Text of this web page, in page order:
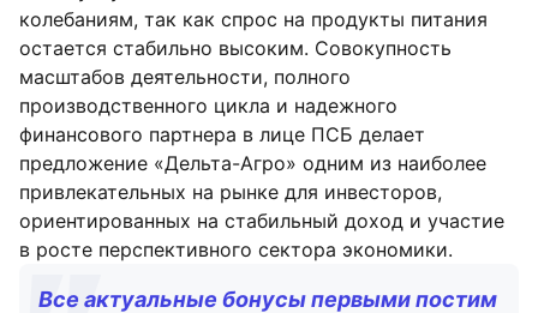
колебаниям, так как спрос на продукты питания
остается стабильно высоким. Совокупность
масштабов деятельности, полного
производственного цикла и надежного
финансового партнера в лице ПСБ делает
предложение «Дельта-Агро» одним из наиболее
привлекательных на рынке для инвесторов,
ориентированных на стабильный доход и участие
в росте перспективного сектора экономики.
Все актуальные бонусы первыми постим